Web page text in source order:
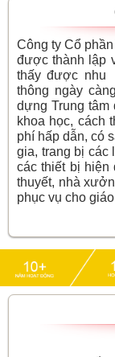
Công ty Cổ
được thành lập
thấy được nhu
thông ngày
dựng Trung tâm
khoa học, cách
phí hấp dẫn, có
gia, trang bị các
các thiết bị hiện
thuyết, nhà
phục vụ cho